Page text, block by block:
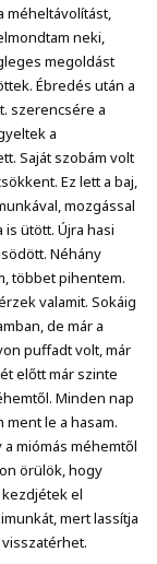
méheltávolítást,
neki,
megoldást
Ébredés után a
szerencsére a
a
Saját szobám volt
Ez lett a baj,
mozgással
ütött. Újra hasi
Néhány
többet pihentem.
valamit. Sokáig
de már a
puffadt volt, már
előtt már szinte
Minden nap
le a hasam.
miómás méhemtől
örülök, hogy
kezdjétek el
mert lassítja